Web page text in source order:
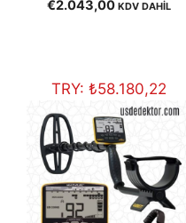
out of 5
€2.043,00 KDV DAHİL
TRY:₺58.180,22